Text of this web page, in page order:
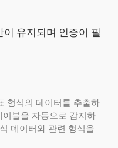
이 유지되며 인증이 필
형식의 데이터를 추출하
블을 자동으로 감지하
데이터와 관련 형식을